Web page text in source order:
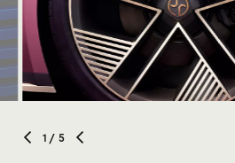
1 / 5